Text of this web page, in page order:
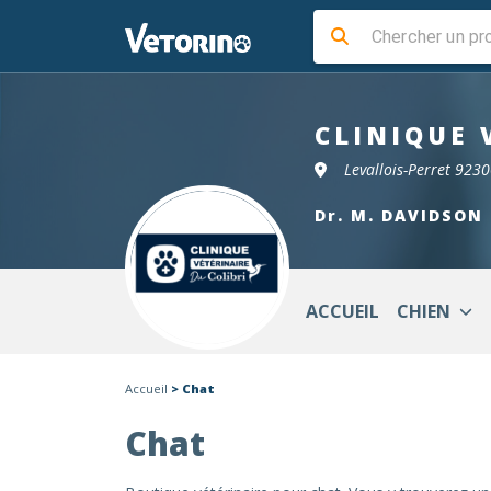
CLINIQUE
Levallois-Perret
Dr. M. DAVIDSON
ACCUEIL CHIEN
Accueil > Chat
Chat